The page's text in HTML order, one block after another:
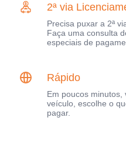
2ª via
Precisa puxar a 2ª
Faça uma consulta
especiais de
Rápido
Em poucos minutos,
veículo, escolhe o
pagar.